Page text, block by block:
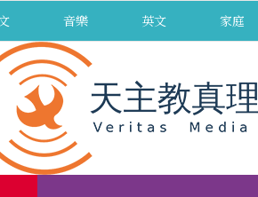
音樂 英文 家庭